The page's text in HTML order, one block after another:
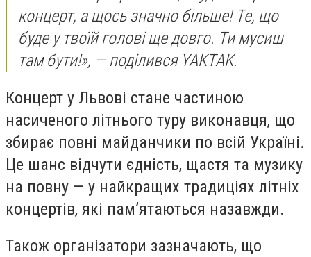
концерт, а щось значно більше! Те, що
буде у твоїй голові ще довго. Ти мусиш
там бути!», — поділився YAKTAK.
Концерт у Львові стане частиною
насиченого літнього туру виконавця, що
збирає повні майданчики по всій Україні.
Це шанс відчути єдність, щастя та музику
на повну — у найкращих традиціях літніх
концертів, які пам’ятаються назавжди.
Також організатори зазначають, що